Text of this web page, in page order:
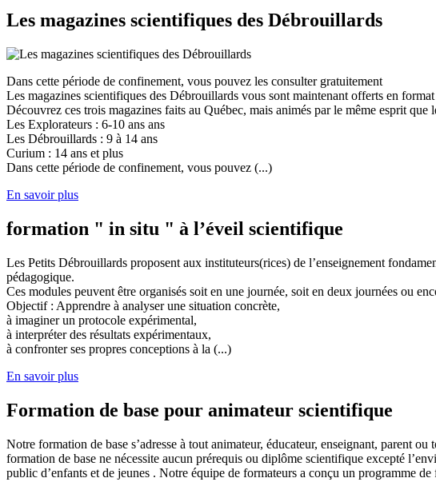
Les magazines scientifiques des Débrouillards
Dans cette période de confinement, vous pouvez les consulter gratuitement
Les magazines scientifiques des Débrouillards vous sont maintenant offerts en
Découvrez ces trois magazines faits au Québec, mais animés par le même esprit que
Les Explorateurs : 6-10 ans ans
Les Débrouillards : 9 à 14 ans
Curium : 14 ans et plus
Dans cette période de confinement, vous pouvez (...)
En savoir plus
formation " in situ " à l’éveil scientifique
Les Petits Débrouillards proposent aux instituteurs(rices) de l’enseignement
pédagogique.
Ces modules peuvent être organisés soit en une journée, soit en deux journées ou
Objectif : Apprendre à analyser une situation concrète,
à imaginer un protocole expérimental,
à interpréter des résultats expérimentaux,
à confronter ses propres conceptions à la (...)
En savoir plus
Formation de base pour animateur scientifique
Notre formation de base s’adresse à tout animateur, éducateur, enseignant, parent
formation de base ne nécessite aucun prérequis ou diplôme scientifique excepté
public d’enfants et de jeunes . Notre équipe de formateurs a conçu un programme